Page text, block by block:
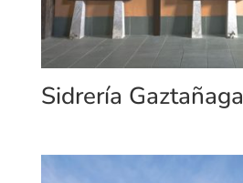
Sidrería Gaztañaga